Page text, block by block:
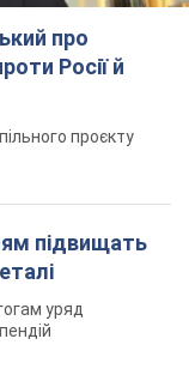
про
Росії й
проєкту
підвищать
уряд